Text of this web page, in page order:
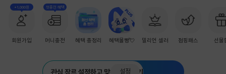
+1,000원
회원가입
첫충전 혜택
머니충전 혜택 총정리 혜택몰빵💘 밀리언 셀러 점핑패스 선물
관심 장르 설정하고 맞춤 추천 받기
설정